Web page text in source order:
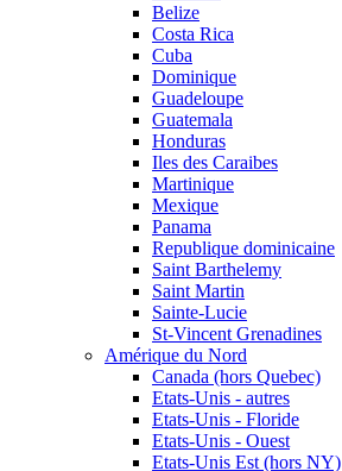
Belize
Costa Rica
Cuba
Dominique
Guadeloupe
Guatemala
Honduras
Iles des Caraibes
Martinique
Mexique
Panama
Republique dominicaine
Saint Barthelemy
Saint Martin
Sainte-Lucie
St-Vincent Grenadines
Amérique du Nord
Canada (hors Quebec)
Etats-Unis - autres
Etats-Unis - Floride
Etats-Unis - Ouest
Etats-Unis Est (hors NY)